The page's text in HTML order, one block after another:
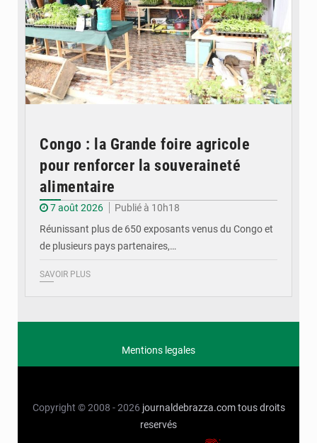
Congo : la Grande foire agricole
pour renforcer la souveraineté
alimentaire
7 août 2026
Publié à 10h18
Réunissant plus de 650 exposants venus du Congo et
de plusieurs pays partenaires,…
SAVOIR PLUS
Mentions legales
Copyright © 2008 - 2026 journaldebrazza.com tous droits
reservés